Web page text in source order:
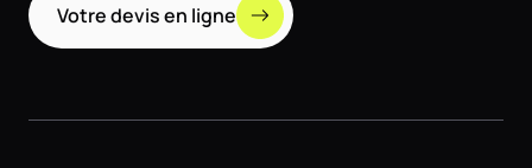
Votre devis en ligne